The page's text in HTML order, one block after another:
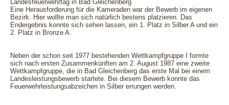
Landesfeuerwehrtag in Bad Gleichenberg
Eine Herausforderung für die Kameraden war der Bewerb im eigenen
Bezirk. Hier wollte man sich natürlich bestens platzieren. Das
Endergebnis konnte sich sehen lassen, ein 1. Platz in Silber A und ein
2. Platz in Bronze A.
Neben der schon seit 1977 bestehenden Wettkampfgruppe I formte
sich nach ersten Zusammenkünften am 2. August 1987 eine zweite
Wettkampfgruppe, die in Bad Gleichenberg das erste Mal bei einem
Landesleistungsbewerb startete. Bei diesem Bewerb konnte das
Feuerwehrleistungsabzeichen in Silber errungen werden.